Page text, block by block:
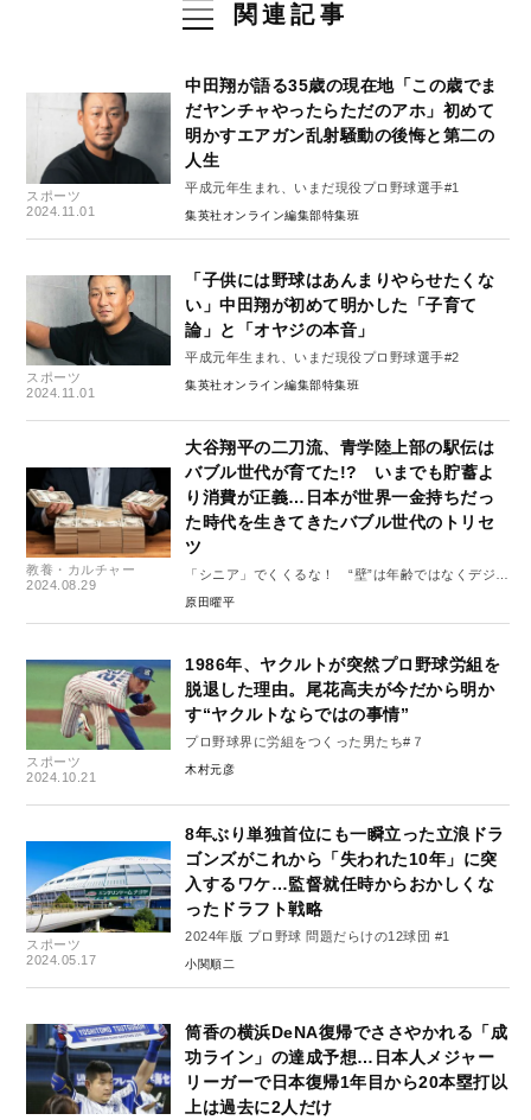
関連記事
スポーツ
2024.11.01
中田翔が語る35歳の現在地「この歳でま
だヤンチャやったらただのアホ」初めて
明かすエアガン乱射騒動の後悔と第二の
人生
平成元年生まれ、いまだ現役プロ野球選手#1
集英社オンライン編集部特集班
スポーツ
2024.11.01
「子供には野球はあんまりやらせたくな
い」中田翔が初めて明かした「子育て
論」と「オヤジの本音」
平成元年生まれ、いまだ現役プロ野球選手#2
集英社オンライン編集部特集班
教養・カルチャー
2024.08.29
大谷翔平の二刀流、青学陸上部の駅伝は
バブル世代が育てた!? いまでも貯蓄よ
り消費が正義…日本が世界一金持ちだっ
た時代を生きてきたバブル世代のトリセ
ツ
「シニア」でくくるな！ “壁”は年齢ではなくデジタ
ル #2
原田曜平
スポーツ
2024.10.21
1986年、ヤクルトが突然プロ野球労組を
脱退した理由。尾花高夫が今だから明か
す“ヤクルトならではの事情”
プロ野球界に労組をつくった男たち#７
木村元彦
スポーツ
2024.05.17
8年ぶり単独首位にも一瞬立った立浪ドラ
ゴンズがこれから「失われた10年」に突
入するワケ…監督就任時からおかしくな
ったドラフト戦略
2024年版 プロ野球 問題だらけの12球団 #1
小関順二
筒香の横浜DeNA復帰でささやかれる「成
功ライン」の達成予想…日本人メジャー
リーガーで日本復帰1年目から20本塁打以
上は過去に2人だけ